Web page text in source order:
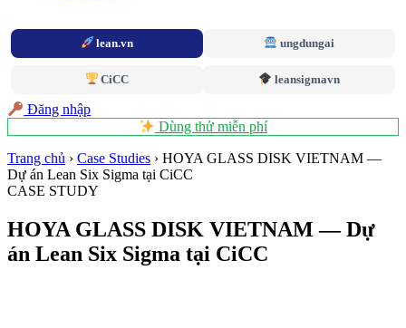
lean.vn ungdungai
CiCC leansigmavn
Đăng nhập
Dùng thử miễn phí
Trang chủ › Case Studies › HOYA GLASS DISK VIETNAM —
Dự án Lean Six Sigma tại CiCC
CASE STUDY
HOYA GLASS DISK VIETNAM — Dự
án Lean Six Sigma tại CiCC